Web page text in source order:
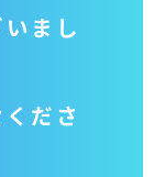
まし
ださ